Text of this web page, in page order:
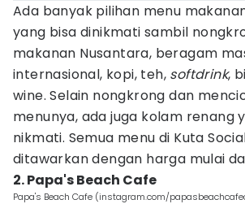
Ada banyak pilihan menu
yang bisa dinikmati sambil
makanan Nusantara, beragam
internasional, kopi, teh, softdrink,
wine. Selain nongkrong dan
menunya, ada juga kolam renang
nikmati. Semua menu di Kuta
ditawarkan dengan harga mulai
2. Papa's Beach Cafe
Papa's Beach Cafe (instagram.com/